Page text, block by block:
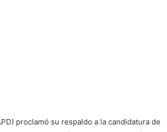
proclamó su respaldo a la candidatura de